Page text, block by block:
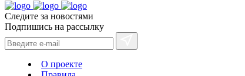
Следите за новостями
Подпишись на рассылку
О проекте